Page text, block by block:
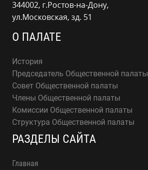
344002, г.Ростов-на-Дону,
ул.Московская, зд. 51
О ПАЛАТЕ
История
Председатель Общественной палаты
Совет Общественной палаты
Члены Общественной палаты
Комиссии Общественной палаты
Структура Общественной палаты
РАЗДЕЛЫ САЙТА
Главная